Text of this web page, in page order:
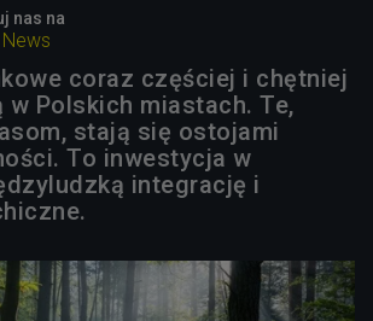
nas na
coraz częściej i chętniej
w Polskich miastach. Te,
stają się ostojami
To inwestycja w
integrację i